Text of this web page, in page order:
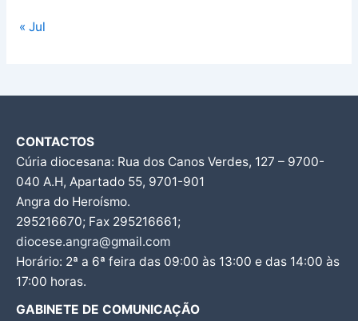
« Jul
CONTACTOS
Cúria diocesana: Rua dos Canos Verdes, 127 – 9700-
040 A.H, Apartado 55, 9701-901
Angra do Heroísmo.
295216670; Fax 295216661;
diocese.angra@gmail.com
Horário: 2ª a 6ª feira das 09:00 às 13:00 e das 14:00 às
17:00 horas.
GABINETE DE COMUNICAÇÃO